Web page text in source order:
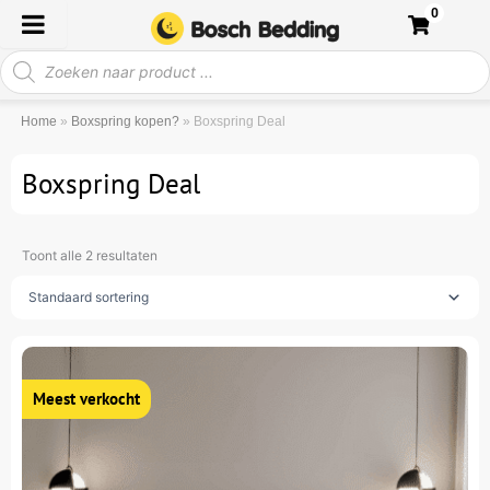
naar
de
inhoud
Producten
zoeken
0
Home » Boxspring kopen? » Boxspring Deal
Boxspring Deal
Toont alle 2 resultaten
Oorspronkelijke
was:
1.400.
Huidige
is:
695.
Dit
product
heeft
meerdere
variaties.
Deze